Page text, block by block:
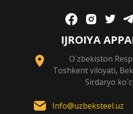
IJROIYA
O`zbekiston
Toshkent viloyati,
Sirdaryo
Info@uzbeksteel.uz